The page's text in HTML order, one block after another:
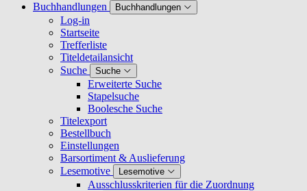
Buchhandlungen
Buchhandlungen
Log-in
Startseite
Trefferliste
Titeldetailansicht
Suche
Suche
Erweiterte Suche
Stapelsuche
Boolesche Suche
Titelexport
Bestellbuch
Einstellungen
Barsortiment & Auslieferung
Lesemotive
Lesemotive
Ausschlusskriterien für die Zuordnung